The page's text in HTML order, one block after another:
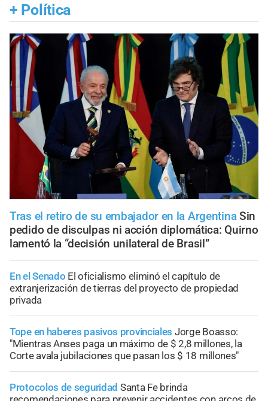
+ Política
Tras el retiro de su embajador en la Argentina Sin
pedido de disculpas ni acción diplomática: Quirno
lamentó la “decisión unilateral de Brasil”
En el Senado El oficialismo eliminó el capítulo de
extranjerización de tierras del proyecto de propiedad
privada
Tope en haberes pasivos provinciales Jorge Boasso:
"Mientras Anses paga un máximo de $ 2,8 millones, la
Corte avala jubilaciones que pasan los $ 18 millones"
Protocolos de seguridad Santa Fe brinda